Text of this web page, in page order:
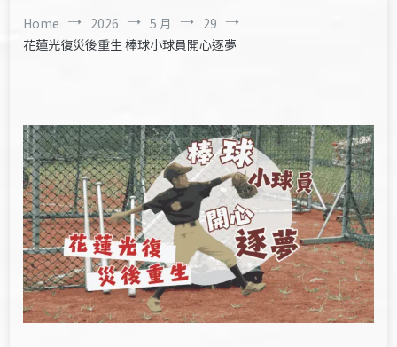
Home 2026 5 月
29
花蓮光復災後重生 棒球小球員開心逐夢